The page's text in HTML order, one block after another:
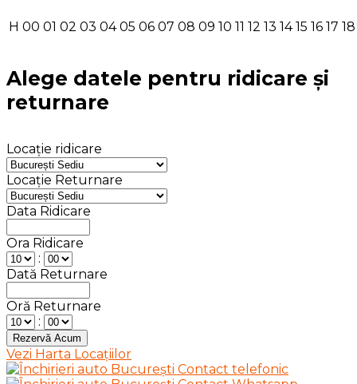
H 00 01 02 03 04 05 06 07 08 09 10 11 12 13 14 15 16 17 18
Alege datele pentru ridicare și
returnare
Locație ridicare
Locație Returnare
Data Ridicare
Ora Ridicare
:
Dată Returnare
Oră Returnare
:
Vezi Harta Locațiilor